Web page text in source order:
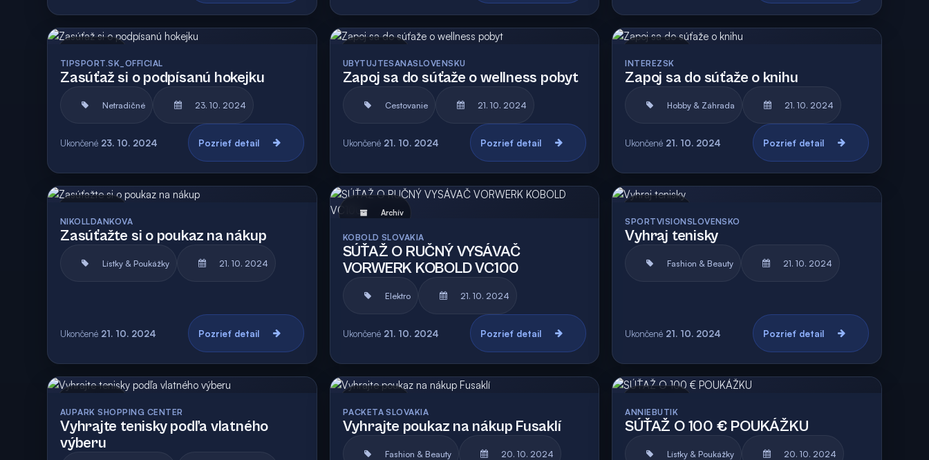
TIPSPORT.SK_OFFICIAL
Zasúťaž si o podpísanú hokejku
Netradičné 23. 10. 2024
Ukončené 23. 10. 2024 Pozrieť detail
UBYTUJTESANASLOVENSKU
Zapoj sa do súťaže o wellness pobyt
Cestovanie 21. 10. 2024
Ukončené 21. 10. 2024 Pozrieť detail
INTEREZSK
Zapoj sa do súťaže o knihu
Hobby & Záhrada 21. 10. 2024
Ukončené 21. 10. 2024 Pozrieť detail
NIKOLLDANKOVA
Zasúťažte si o poukaz na nákup
Lístky & Poukážky 21. 10. 2024
Ukončené 21. 10. 2024 Pozrieť detail
Archív
KOBOLD SLOVAKIA
SÚŤAŽ O RUČNÝ VYSÁVAČ
VORWERK KOBOLD VC100
Elektro 21. 10. 2024
Ukončené 21. 10. 2024 Pozrieť detail
SPORTVISIONSLOVENSKO
Vyhraj tenisky
Fashion & Beauty 21. 10. 2024
Ukončené 21. 10. 2024 Pozrieť detail
AUPARK SHOPPING CENTER
Vyhrajte tenisky podľa vlatného
výberu
PACKETA SLOVAKIA
Vyhrajte poukaz na nákup Fusaklí
Fashion & Beauty 20. 10. 2024
ANNIEBUTIK
SÚŤAŽ O 100 € POUKÁŽKU
Lístky & Poukážky 20. 10. 2024